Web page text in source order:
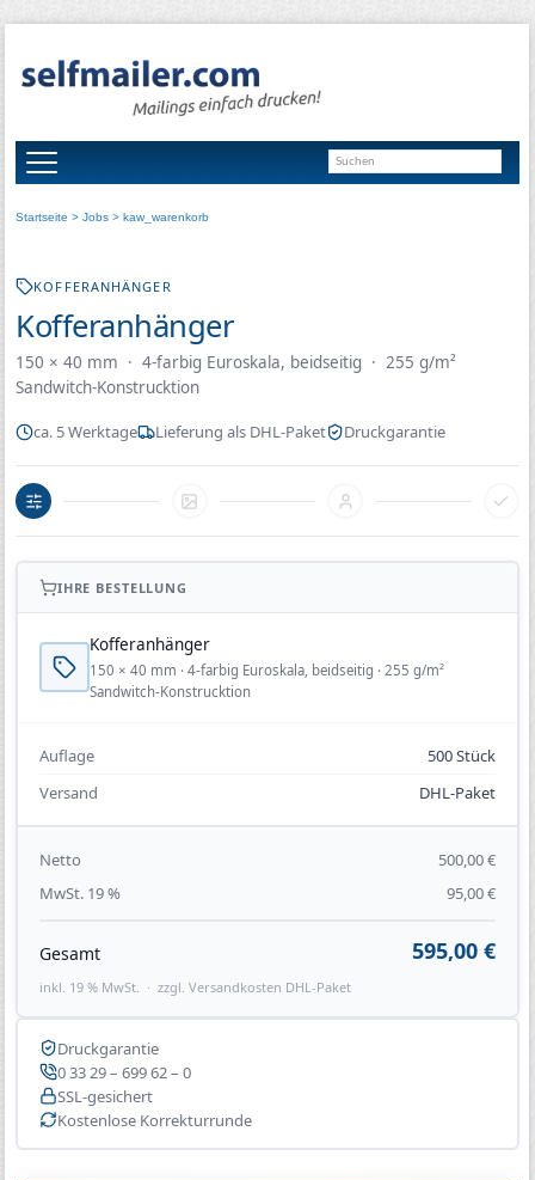
Startseite >Jobs > kaw_warenkorb
KOFFERANHÄNGER
Kofferanhänger
150 × 40 mm · 4-farbig Euroskala, beidseitig · 255 g/m²
Sandwitch-Konstrucktion
ca. 5 Werktage Lieferung als DHL-Paket Druckgarantie
IHRE BESTELLUNG
Kofferanhänger
150 × 40 mm · 4-farbig Euroskala, beidseitig · 255 g/m²
Sandwitch-Konstrucktion
Auflage
500 Stück
Versand
DHL-Paket
Netto
500,00 €
MwSt. 19 %
95,00 €
Gesamt 595,00 €
inkl. 19 % MwSt. · zzgl. Versandkosten DHL-Paket
Druckgarantie
0 33 29 – 699 62 – 0
SSL-gesichert
Kostenlose Korrekturrunde